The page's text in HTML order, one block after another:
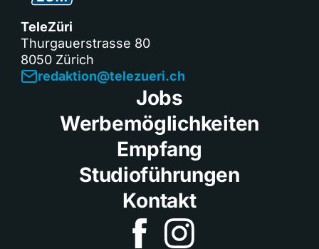
TeleZüri
Thurgauerstrasse 80
8050 Zürich
redaktion@telezueri.ch
Jobs
Werbemöglichkeiten
Empfang
Studioführungen
Kontakt